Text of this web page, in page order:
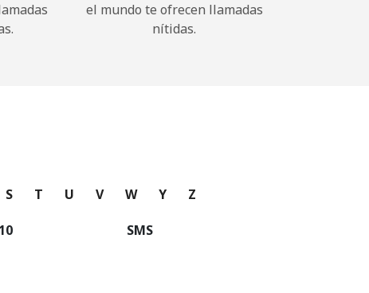
el mundo te ofrecen llamadas
nítidas.
S T U V W Y Z
SMS